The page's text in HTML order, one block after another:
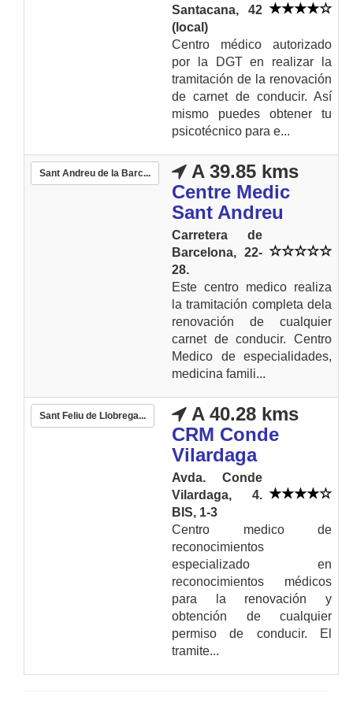
Santacana, 42
(local)
Centro médico autorizado
por la DGT en realizar la
tramitación de la renovación
de carnet de conducir. Así
mismo puedes obtener tu
psicotécnico para e...
Sant Andreu de la Barc...
A 39.85 kms
Centre Medic
Sant Andreu
Carretera de
Barcelona, 22-
28.
Este centro medico realiza
la tramitación completa dela
renovación de cualquier
carnet de conducir. Centro
Medico de especialidades,
medicina famili...
Sant Feliu de Llobrega...
A 40.28 kms
CRM Conde
Vilardaga
Avda. Conde
Vilardaga, 4.
BIS, 1-3
Centro medico de
reconocimientos
especializado en
reconocimientos médicos
para la renovación y
obtención de cualquier
permiso de conducir. El
tramite...